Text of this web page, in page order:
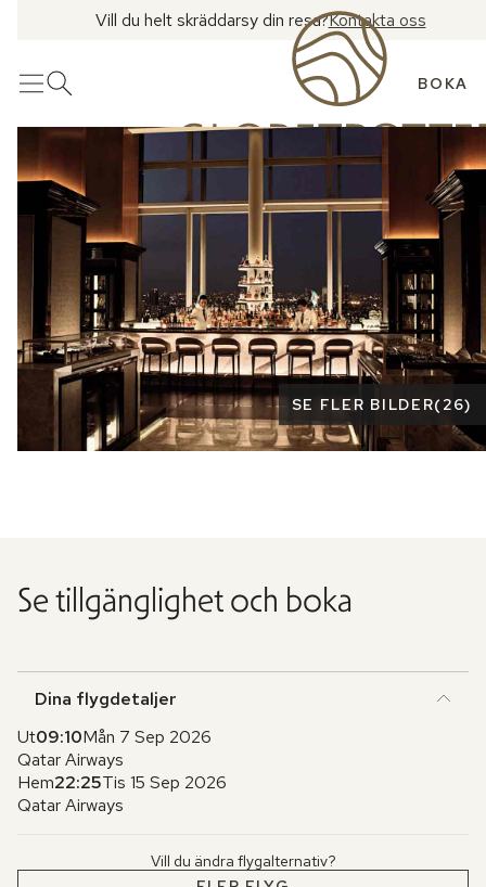
Vill du helt skräddarsy din resa?Kontakta oss
MenyÖppna sök BOKA
Se fler bilder
SE FLER BILDER(26)
Se tillgänglighet och boka
Dina flygdetaljer
Ut09:10Mån 7 Sep 2026
Qatar Airways
Hem22:25Tis 15 Sep 2026
Qatar Airways
Vill du ändra flygalternativ?